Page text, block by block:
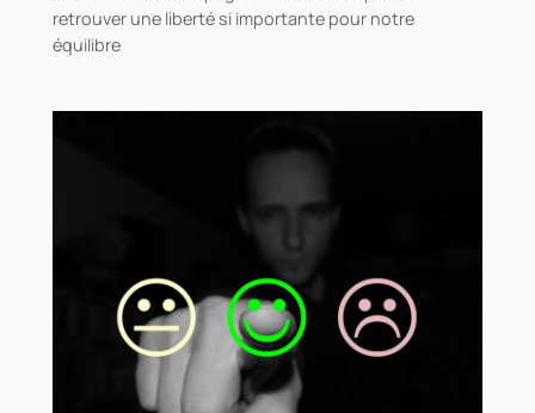
retrouver une liberté si importante pour notre
équilibre